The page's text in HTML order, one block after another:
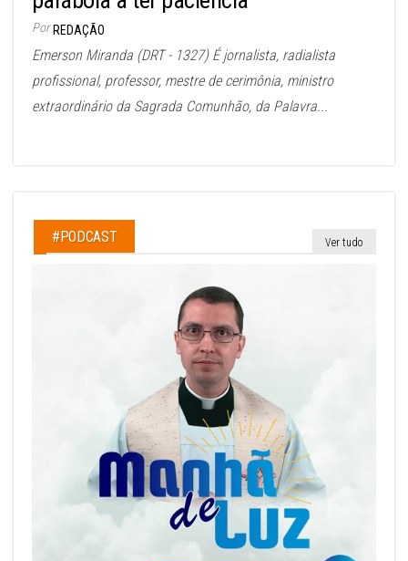
Por REDAÇÃO
Emerson Miranda (DRT - 1327) É jornalista, radialista
profissional, professor, mestre de cerimônia, ministro
extraordinário da Sagrada Comunhão, da Palavra...
#PODCAST Ver tudo